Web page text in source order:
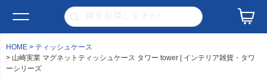
HOME
ティッシュケース
山崎実業 マグネットティッシュケース タワー tower | インテリア雑貨・タワ
ーシリーズ